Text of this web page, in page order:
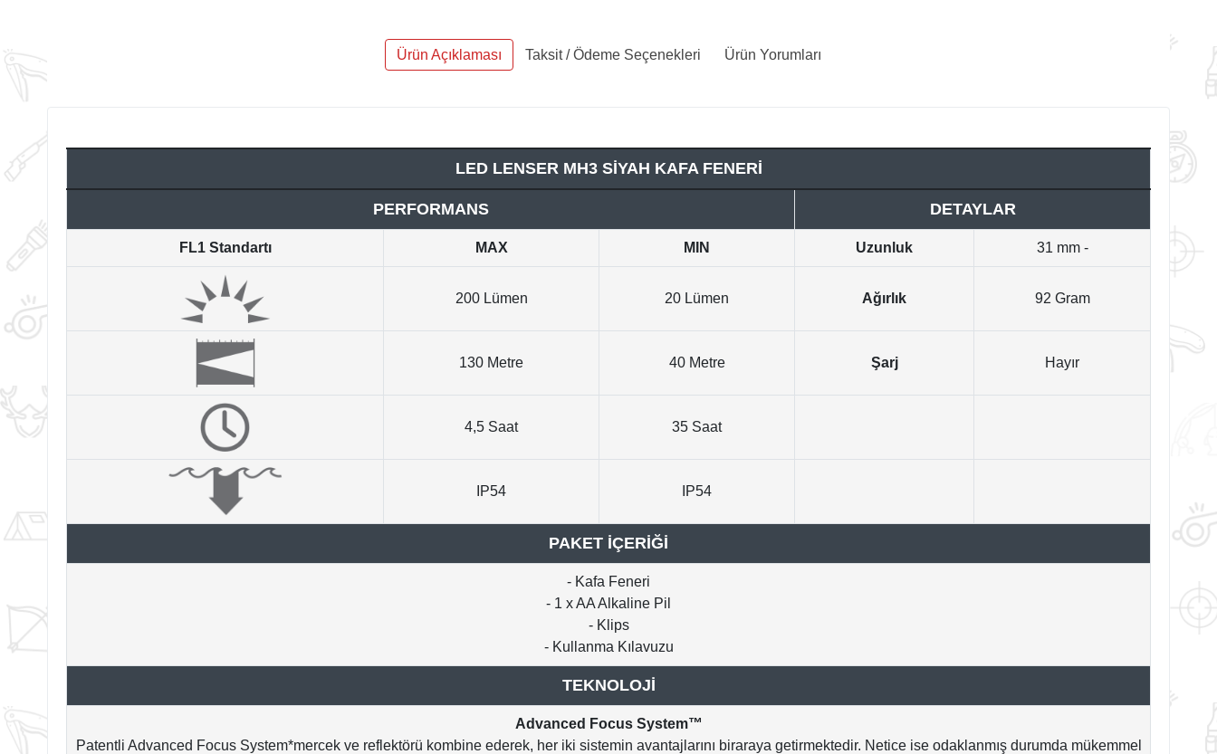
Ürün Açıklaması Taksit / Ödeme Seçenekleri Ürün Yorumları
LED LENSER MH3 SİYAH KAFA FENERİ
PERFORMANS DETAYLAR
FL1 Standartı MAX MIN Uzunluk 31 mm -
200 Lümen 20 Lümen Ağırlık 92 Gram
130 Metre 40 Metre Şarj Hayır
4,5 Saat 35 Saat
IP54 IP54
PAKET İÇERİĞİ
- Kafa Feneri
- 1 x AA Alkaline Pil
- Klips
- Kullanma Kılavuzu
TEKNOLOJİ
Advanced Focus System™
Patentli Advanced Focus System*mercek ve reflektörü kombine ederek, her iki sistemin avantajlarını biraraya getirmektedir. Netice ise odaklanmış durumda mükemmel